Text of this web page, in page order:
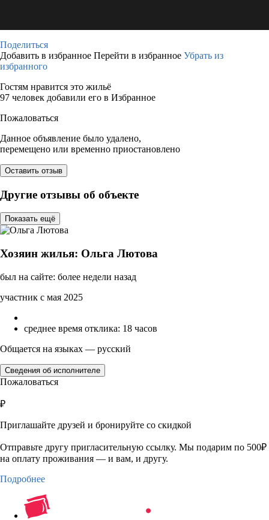
Поделиться
Добавить в избранное Перейти в избранное Убрать из
избранного
Гостям нравится это жильё
97 человек добавили его в Избранное
Пожаловаться
Данное объявление было удалено,
перемещено или временно приостановлено
Оставить отзыв
Другие отзывы об объекте
Показать ещё
Хозяин жилья: Ольга Лютова
был на сайте: более недели назад
участник с мая 2025
среднее время отклика: 18 часов
Общается на языках — русский
Сведения об исполнителе
Пожаловаться
₽
Приглашайте друзей и бронируйте со скидкой
Отправьте другу пригласительную ссылку. Мы подарим по 500₽
на оплату проживания — и вам, и другу.
Подробнее